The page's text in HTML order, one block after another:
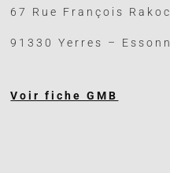
67 Rue François
91330 Yerres –
Voir fiche GMB